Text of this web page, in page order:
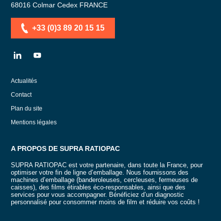
68016 Colmar Cedex FRANCE
+33 (0)3 89 20 15 15
LN YT
Actualités
Contact
Plan du site
Mentions légales
A PROPOS DE SUPRA RATIOPAC
SUPRA RATIOPAC est votre partenaire, dans toute la France, pour
optimiser votre fin de ligne d’emballage. Nous fournissons des
machines d’emballage (banderoleuses, cercleuses, fermeuses de
caisses), des films étirables éco-responsables, ainsi que des
services pour vous accompagner. Bénéficiez d’un diagnostic
personnalisé pour consommer moins de film et réduire vos coûts !